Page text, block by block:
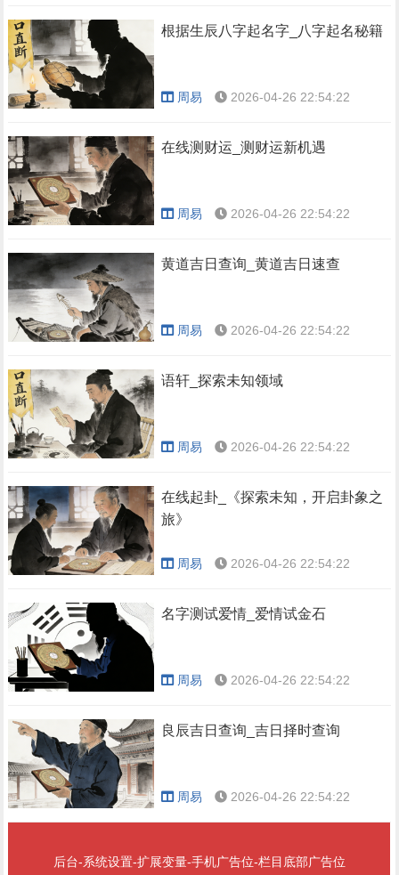
根据生辰八字起名字_八字起名秘籍
周易 2026-04-26 22:54:22
在线测财运_测财运新机遇
周易 2026-04-26 22:54:22
黄道吉日查询_黄道吉日速查
周易 2026-04-26 22:54:22
语轩_探索未知领域
周易 2026-04-26 22:54:22
在线起卦_《探索未知，开启卦象之
旅》
周易 2026-04-26 22:54:22
名字测试爱情_爱情试金石
周易 2026-04-26 22:54:22
良辰吉日查询_吉日择时查询
周易 2026-04-26 22:54:22
后台-系统设置-扩展变量-手机广告位-栏目底部广告位